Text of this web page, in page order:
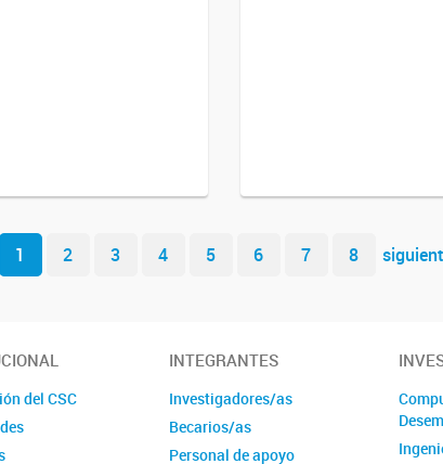
1 2 3 4 5 6 7 8
del CSC
INTEGRANTES
Investigadores/as
Becarios/as
Personal de apoyo